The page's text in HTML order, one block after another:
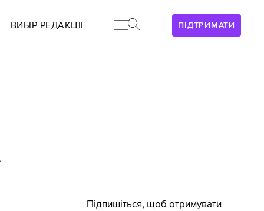
ПІДТРИМАТИ
ВИБІР РЕДАКЦІЇ
Підпишіться, щоб отримувати